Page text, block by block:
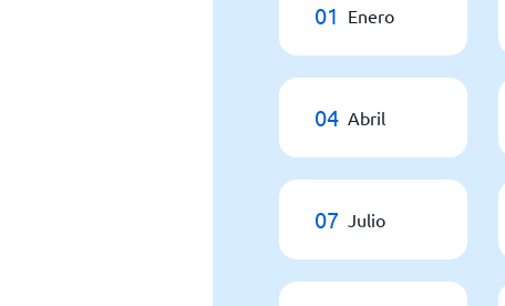
01 Enero
04 Abril
07 Julio